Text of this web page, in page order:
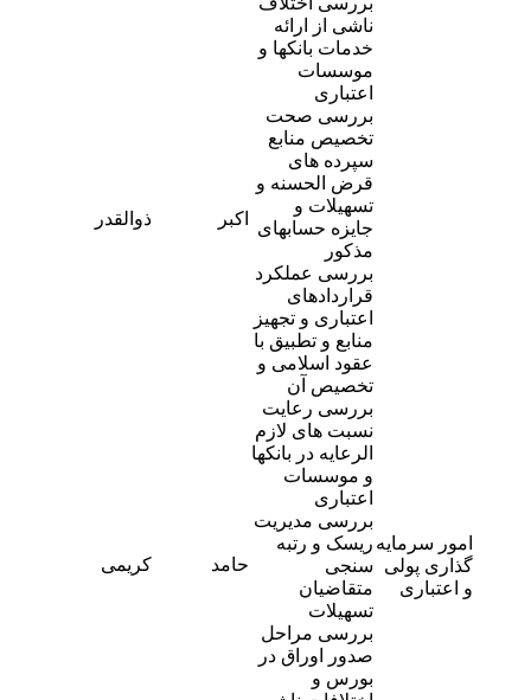
امور سرمایه
گذاری پولی
و اعتباری
ناشی از ارائه
خدمات بانکها و
موسسات
اعتباری
بررسی صحت
تخصیص منابع
سپرده های
قرض الحسنه و
تسهیلات و
جایزه حسابهای
مذکور
بررسی عملکرد
قراردادهای
اعتباری و تجهیز
منابع و تطبیق با
عقود اسلامی و
تخصیص آن
بررسی رعایت
نسبت های لازم
الرعایه در بانکها
و موسسات
اعتباری
بررسی مدیریت
ریسک و رتبه
سنجی
متقاضیان
تسهیلات
بررسی مراحل
صدور اوراق در
بورس و
اکبر ذوالقدر
حامد کریمی